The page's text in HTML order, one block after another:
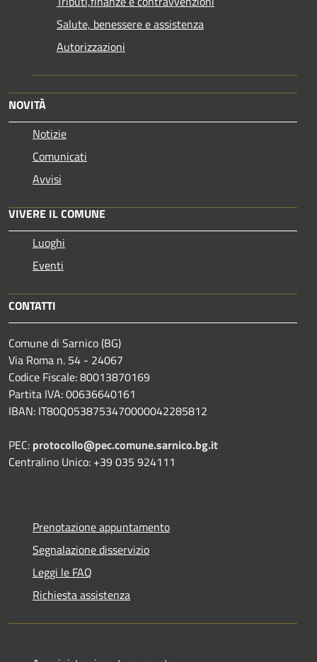
Salute, benessere e assistenza
Autorizzazioni
NOVITÀ
Notizie
Comunicati
Avvisi
VIVERE IL COMUNE
Luoghi
Eventi
CONTATTI
Comune di Sarnico (BG)
Via Roma n. 54 - 24067
Codice Fiscale: 80013870169
Partita IVA: 00636640161
IBAN: IT80Q0538753470000042285812
PEC: protocollo@pec.comune.sarnico.bg.it
Centralino Unico: +39 035 924111
Prenotazione appuntamento
Segnalazione disservizio
Leggi le FAQ
Richiesta assistenza